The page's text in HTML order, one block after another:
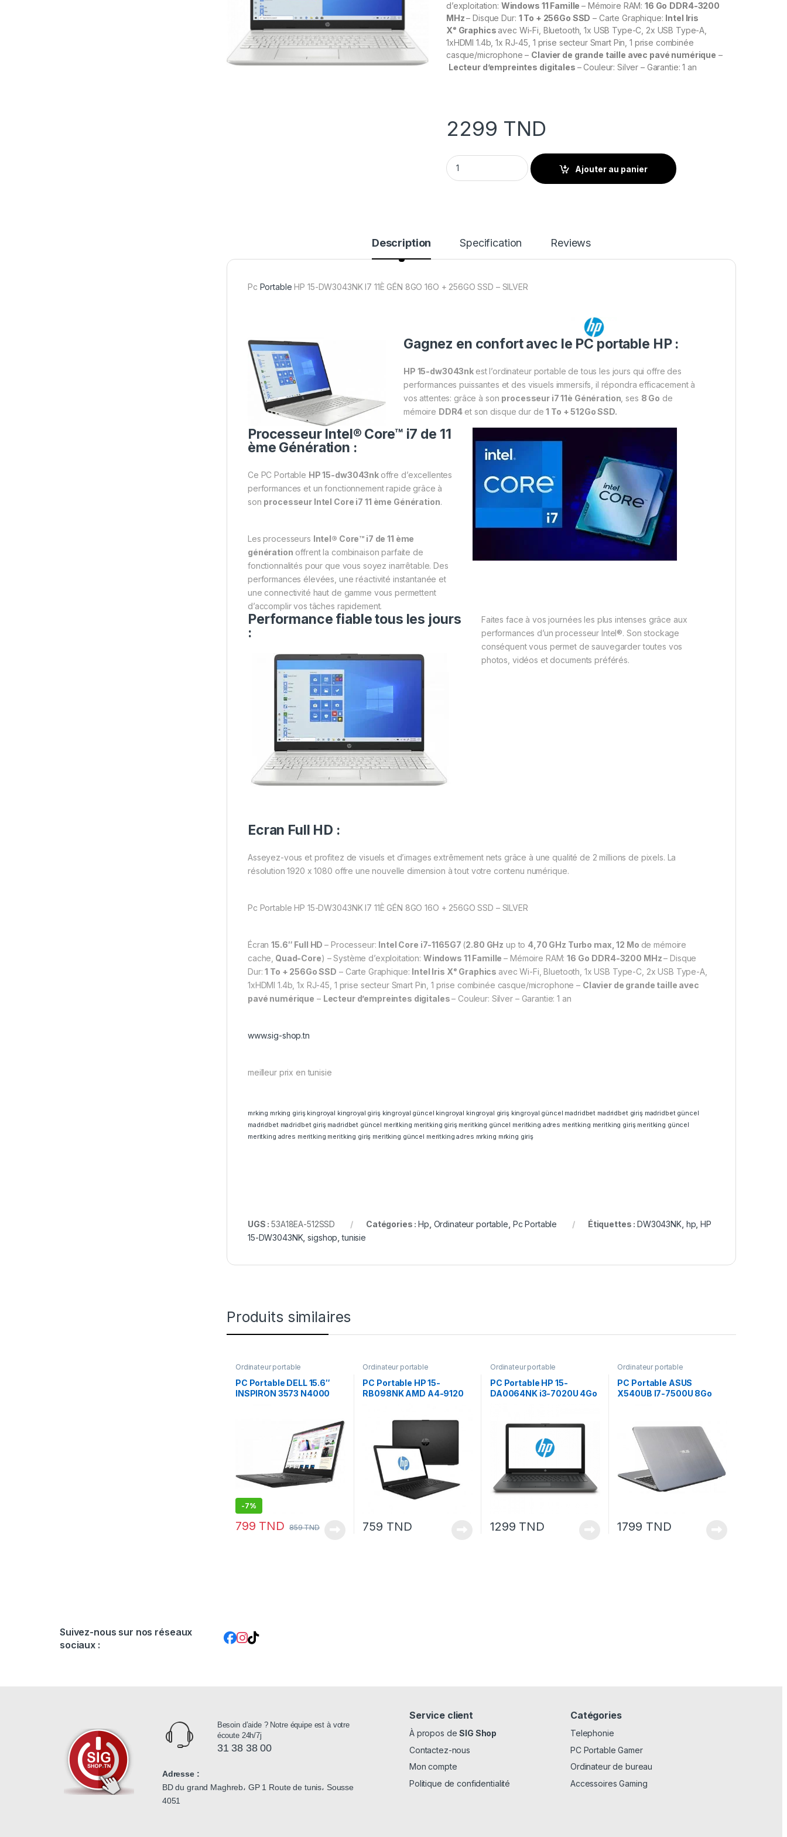
d’exploitation: Windows 11 Famille– Mémoire RAM:16 Go DDR4-3200
MHz– Disque Dur: 1 To + 256Go SSD – Carte Graphique: Intel Iris
Xᵉ Graphicsavec Wi-Fi, Bluetooth, 1x USB Type-C, 2x USB Type-A,
1xHDMI 1.4b, 1x RJ-45, 1 prise secteur Smart Pin, 1 prise combinée
casque/microphone – Clavier de grande taille avec pavé numérique –
Lecteur d’empreintes digitales – Couleur: Silver – Garantie: 1 an
2299 TND
Pc Portable HP 15-DW3043NK I7 11È GÉN 8GO 16O + 256GO SSD - SILVER quantity
Ajouter au panier
Description Specification Reviews
Pc Portable HP 15-DW3043NK I7 11È GÉN 8GO 16O + 256GO SSD – SILVER
Gagnez en confort avec le PC portable HP :
HP 15-dw3043nk est l’ordinateur portable de tous les jours qui offre des
performances puissantes et des visuels immersifs, il répondra efficacement à
vos attentes: grâce à son processeur i7 11è Génération , ses 8 Go de
mémoire DDR4 et son disque dur de1 To + 512Go SSD.
Processeur Intel® Core™ i7 de 11
ème Génération :
Ce PC Portable HP 15-dw3043nk offre d’excellentes
performances et un fonctionnement rapide grâce à
son processeur Intel Core i7 11 ème Génération.
Les processeurs Intel® Core™ i7 de 11 ème
génération offrent la combinaison parfaite de
fonctionnalités pour que vous soyez inarrêtable. Des
performances élevées, une réactivité instantanée et
une connectivité haut de gamme vous permettent
d’accomplir vos tâches rapidement.
Performance fiable tous les jours
:
Faites face à vos journées les plus intenses grâce aux
performances d’un processeur Intel®. Son stockage
conséquent vous permet de sauvegarder toutes vos
photos, vidéos et documents préférés.
Ecran Full HD :
Asseyez-vous et profitez de visuels et d’images extrêmement nets grâce à une qualité de 2 millions de pixels. La
résolution 1920 x 1080 offre une nouvelle dimension à tout votre contenu numérique.
Pc Portable HP 15-DW3043NK I7 11È GÉN 8GO 16O + 256GO SSD – SILVER
Écran15.6″ Full HD– Processeur: Intel Core i7-1165G7 (2.80 GHz up to 4,70 GHz Turbo max, 12 Mo de mémoire
cache, Quad-Core) – Système d’exploitation: Windows 11 Famille– Mémoire RAM:16 Go DDR4-3200 MHz– Disque
Dur:1 To + 256Go SSD – Carte Graphique: Intel Iris Xᵉ Graphics avec Wi-Fi, Bluetooth, 1x USB Type-C, 2x USB Type-A,
1xHDMI 1.4b, 1x RJ-45, 1 prise secteur Smart Pin, 1 prise combinée casque/microphone – Clavier de grande taille avec
pavé numérique – Lecteur d’empreintes digitales– Couleur: Silver – Garantie: 1 an
www.sig-shop.tn
meilleur prix en tunisie
mrking mrking giriş kingroyal kingroyal giriş kingroyal güncel kingroyal kingroyal giriş kingroyal güncel madridbet madridbet giriş madridbet güncel
madridbet madridbet giriş madridbet güncel meritking meritking giriş meritking güncel meritking adres meritking meritking giriş meritking güncel
meritking adres meritking meritking giriş meritking güncel meritking adres mrking mrking giriş
UGS :53A18EA-512SSD Catégories :Hp Ordinateur portable Pc Portable Étiquettes :DW3043NK, hp ,HP
15-DW3043NK,sigshop ,tunisie
Produits similaires
Ordinateur portable
PC Portable DELL 15.6″
INSPIRON 3573 N4000
-7%
799 TND 859TND
Ordinateur portable
PC Portable HP 15-
RB098NK AMD A4-9120
759 TND
Ordinateur portable
PC Portable HP 15-
DA0064NK i3-7020U 4Go
1299 TND
Ordinateur portable
PC Portable ASUS
X540UB I7-7500U 8Go
1799 TND
Suivez-nous sur nos réseaux
sociaux :
Besoin d’aide ? Notre équipe est à votre
écoute 24h/7j
31 38 38 00
Adresse :
BD du grand Maghreb، GP 1 Route de tunis، Sousse
4051
Service client
À propos deSIG Shop
Contactez-nous
Mon compte
Politique de confidentialité
Catégories
Telephonie
PC Portable Gamer
Ordinateur de bureau
Accessoires Gaming